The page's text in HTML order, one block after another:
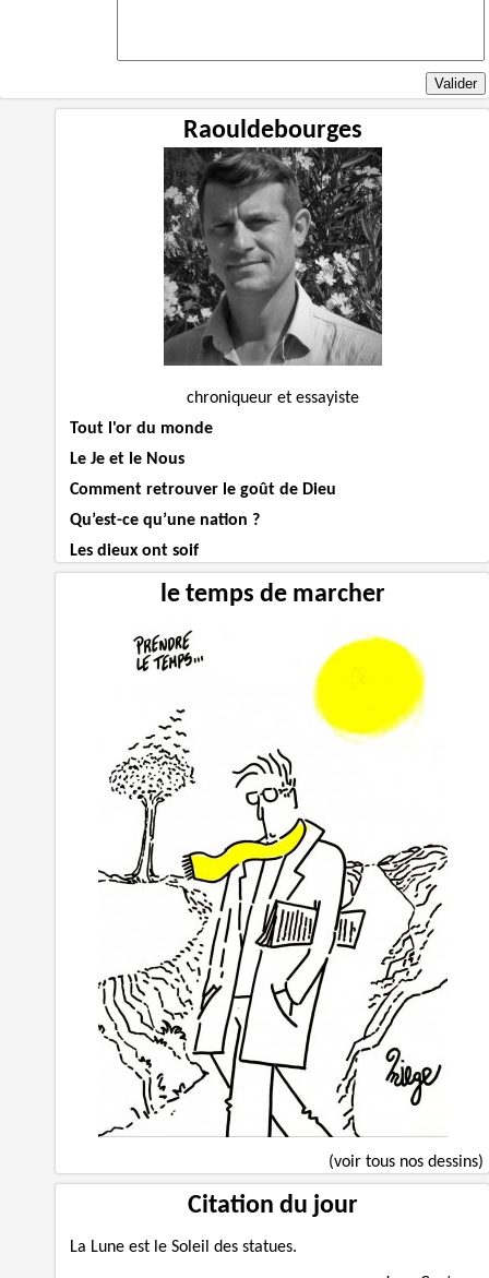
Raouldebourges
chroniqueur et essayiste
Tout l'or du monde
Le Je et le Nous
Comment retrouver le goût de Dieu
Qu’est-ce qu’une nation ?
Les dieux ont soif
le temps de marcher
(voir tous nos dessins)
Citation du jour
La Lune est le Soleil des statues.